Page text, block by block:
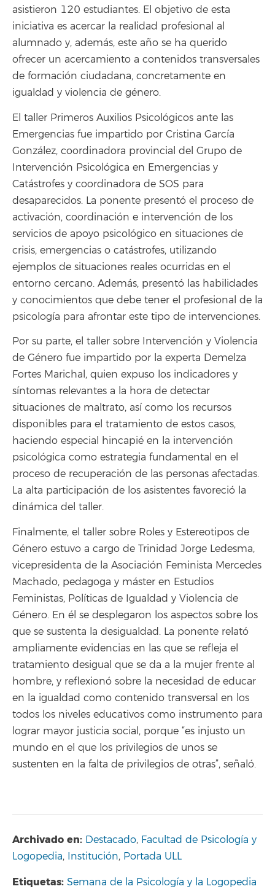
asistieron 120 estudiantes. El objetivo de esta
iniciativa es acercar la realidad profesional al
alumnado y, además, este año se ha querido
ofrecer un acercamiento a contenidos transversales
de formación ciudadana, concretamente en
igualdad y violencia de género.
El taller Primeros Auxilios Psicológicos ante las
Emergencias fue impartido por Cristina García
González, coordinadora provincial del Grupo de
Intervención Psicológica en Emergencias y
Catástrofes y coordinadora de SOS para
desaparecidos. La ponente presentó el proceso de
activación, coordinación e intervención de los
servicios de apoyo psicológico en situaciones de
crisis, emergencias o catástrofes, utilizando
ejemplos de situaciones reales ocurridas en el
entorno cercano. Además, presentó las habilidades
y conocimientos que debe tener el profesional de la
psicología para afrontar este tipo de intervenciones.
Por su parte, el taller sobre Intervención y Violencia
de Género fue impartido por la experta Demelza
Fortes Marichal, quien expuso los indicadores y
síntomas relevantes a la hora de detectar
situaciones de maltrato, así como los recursos
disponibles para el tratamiento de estos casos,
haciendo especial hincapié en la intervención
psicológica como estrategia fundamental en el
proceso de recuperación de las personas afectadas.
La alta participación de los asistentes favoreció la
dinámica del taller.
Finalmente, el taller sobre Roles y Estereotipos de
Género estuvo a cargo de Trinidad Jorge Ledesma,
vicepresidenta de la Asociación Feminista Mercedes
Machado, pedagoga y máster en Estudios
Feministas, Políticas de Igualdad y Violencia de
Género. En él se desplegaron los aspectos sobre los
que se sustenta la desigualdad. La ponente relató
ampliamente evidencias en las que se refleja el
tratamiento desigual que se da a la mujer frente al
hombre, y reflexionó sobre la necesidad de educar
en la igualdad como contenido transversal en los
todos los niveles educativos como instrumento para
lograr mayor justicia social, porque “es injusto un
mundo en el que los privilegios de unos se
sustenten en la falta de privilegios de otras”, señaló.
Archivado en: Destacado, Facultad de Psicología y
Logopedia, Institución, Portada ULL
Etiquetas: Semana de la Psicología y la Logopedia